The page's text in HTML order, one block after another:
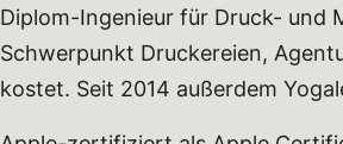
Diplom-Ingenieur für Druck- und
Schwerpunkt Druckereien,
kostet. Seit 2014 außerdem